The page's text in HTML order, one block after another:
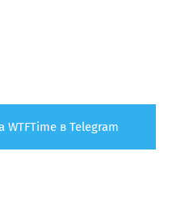
в Telegram